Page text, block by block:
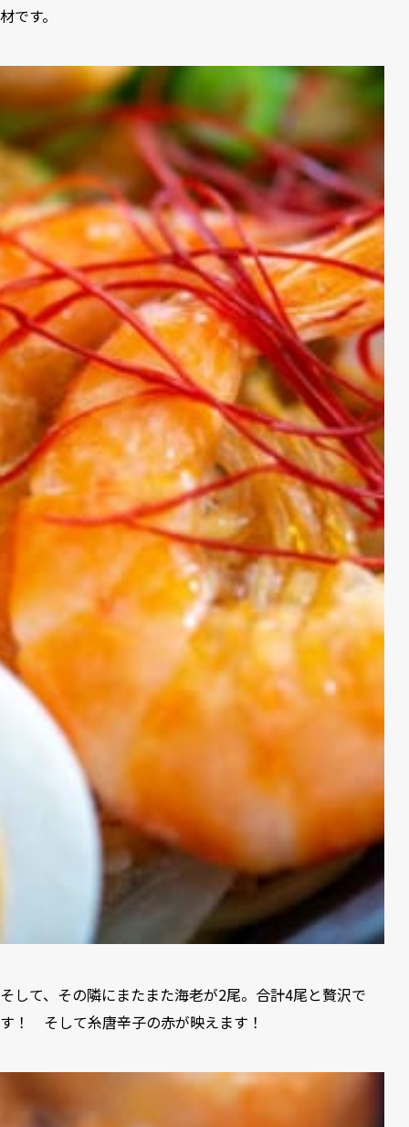
材です。
そして、その隣にまたまた海老が2尾。合計4尾と贅沢で
す！ そして糸唐辛子の赤が映えます！